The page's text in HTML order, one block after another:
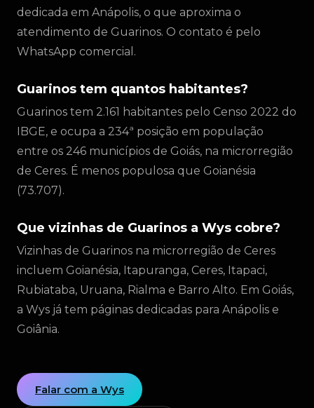
dedicada em Anápolis, o que aproxima o
atendimento de Guarinos. O contato é pelo
WhatsApp comercial.
Guarinos tem quantos habitantes?
Guarinos tem 2.161 habitantes pelo Censo 2022 do
IBGE, e ocupa a 234ª posição em população
entre os 246 municípios de Goiás, na microrregião
de Ceres. É menos populosa que Goianésia
(73.707).
Que vizinhas de Guarinos a Wys cobre?
Vizinhas de Guarinos na microrregião de Ceres
incluem Goianésia, Itapuranga, Ceres, Itapaci,
Rubiataba, Uruana, Rialma e Barro Alto. Em Goiás,
a Wys já tem páginas dedicadas para Anápolis e
Goiânia.
Falar com a Wys